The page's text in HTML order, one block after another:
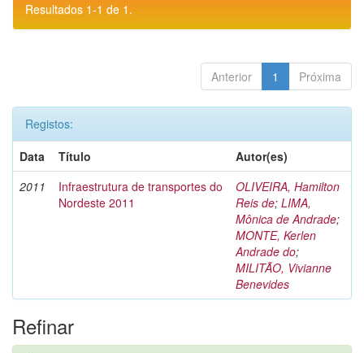
Resultados 1-1 de 1.
Anterior 1 Próxima
Registos:
Data
Título
Autor(es)
2011
Infraestrutura de transportes do
Nordeste 2011
OLIVEIRA, Hamilton
Reis de; LIMA,
Mônica de Andrade;
MONTE, Kerlen
Andrade do;
MILITÃO, Vivianne
Benevides
Refinar